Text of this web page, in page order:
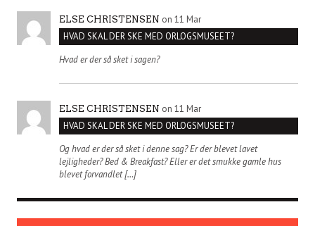
ELSE CHRISTENSEN on 11 Mar
HVAD SKAL DER SKE MED ORLOGSMUSEET?
Hvad er der så sket i sagen?
ELSE CHRISTENSEN on 11 Mar
HVAD SKAL DER SKE MED ORLOGSMUSEET?
Og hvad er der så sket i denne sag? Er der blevet lavet
lejligheder? Bed & Breakfast? Eller er det smukke gamle hus
blevet forvandlet […]